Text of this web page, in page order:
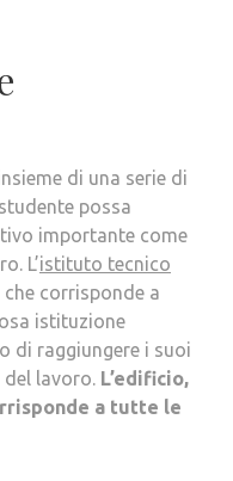
di una serie di
possa
importante come
L’istituto tecnico
corrisponde a
istituzione
di raggiungere i suoi
lavoro. L’edificio,
a tutte le